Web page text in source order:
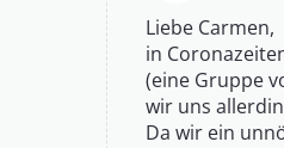
Liebe Carmen,
in
(eine Gruppe
wir uns
Da wir ein